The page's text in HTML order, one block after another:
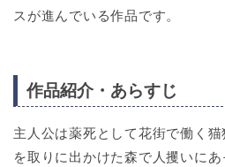
スが進んでいる作品です。
作品紹介・あらすじ
主人公は薬死として花街で働く
を取りに出かけた森で人攫いに